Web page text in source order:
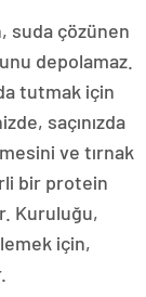
suda çözünen
depolamaz.
tutmak için
saçınızda
ve tırnak
bir protein
Kuruluğu,
için,